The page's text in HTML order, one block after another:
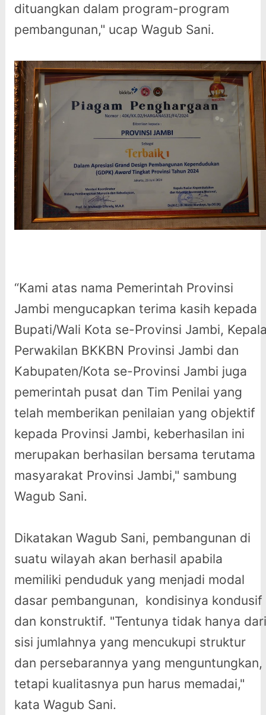
dituangkan dalam program-program
pembangunan," ucap Wagub Sani.
“Kami atas nama Pemerintah Provinsi
Jambi mengucapkan terima kasih kepada
Bupati/Wali Kota se-Provinsi Jambi,
Perwakilan BKKBN Provinsi Jambi dan
Kabupaten/Kota se-Provinsi Jambi juga
pemerintah pusat dan Tim Penilai yang
telah memberikan penilaian yang objektif
kepada Provinsi Jambi, keberhasilan ini
merupakan berhasilan bersama terutama
masyarakat Provinsi Jambi," sambung
Wagub Sani.
Dikatakan Wagub Sani, pembangunan di
suatu wilayah akan berhasil apabila
memiliki penduduk yang menjadi modal
dasar pembangunan, kondisinya kondusif
dan konstruktif. "Tentunya tidak hanya dari
sisi jumlahnya yang mencukupi struktur
dan persebarannya yang menguntungkan,
tetapi kualitasnya pun harus memadai,"
kata Wagub Sani.